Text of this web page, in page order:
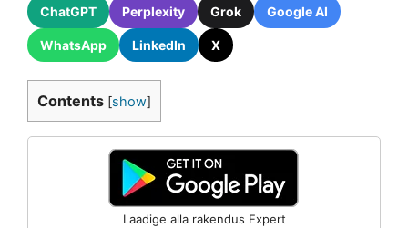
ChatGPT Perplexity Grok Google AI
WhatsApp LinkedIn X
Contents [show]
Laadige alla rakendus Expert